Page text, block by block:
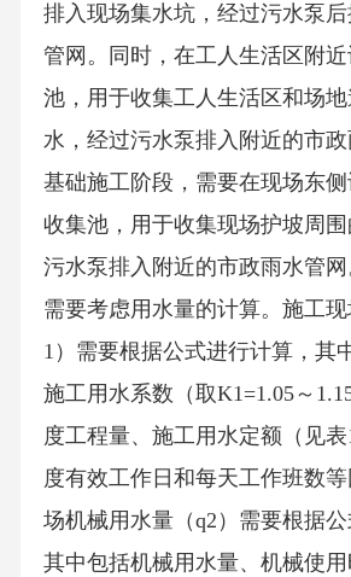
排入现场集水坑，经过污水泵
管网。同时，在工人生活区附
池，用于收集工人生活区和场
水，经过污水泵排入附近的市
基础施工阶段，需要在现场东
收集池，用于收集现场护坡周
污水泵排入附近的市政雨水管
需要考虑用水量的计算。施工
1）需要根据公式进行计算，其
施工用水系数（取K1=1.05～
度工程量、施工用水定额（见表
度有效工作日和每天工作班数
场机械用水量（q2）需要根据公
其中包括机械用水量、机械使